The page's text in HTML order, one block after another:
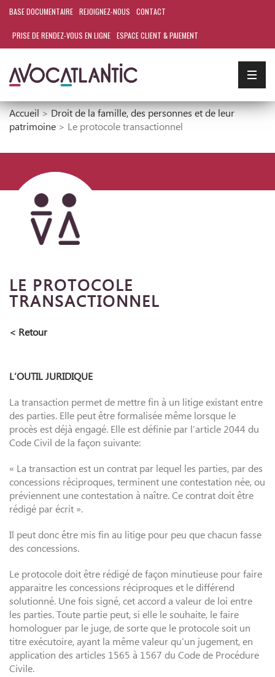
BASE DOCUMENTAIRE REJOIGNEZ-NOUS CONTACT
PRISE DE RENDEZ-VOUS EN LIGNE ESPACE CLIENT & PAIEMENT
Accueil>Droit de la famille, des personnes et de leur
patrimoine > Le protocole transactionnel
LE PROTOCOLE
TRANSACTIONNEL
< Retour
L’OUTIL JURIDIQUE
La transaction permet de mettre fin à un litige existant entre
des parties. Elle peut être formalisée même lorsque le
procès est déjà engagé. Elle est définie par l’article 2044 du
Code Civil de la façon suivante:
« La transaction est un contrat par lequel les parties, par des
concessions réciproques, terminent une contestation née, ou
préviennent une contestation à naître. Ce contrat doit être
rédigé par écrit ».
Il peut donc être mis fin au litige pour peu que chacun fasse
des concessions.
Le protocole doit être rédigé de façon minutieuse pour faire
apparaitre les concessions réciproques et le différend
solutionné. Une fois signé, cet accord a valeur de loi entre
les parties. Toute partie peut, si elle le souhaite, le faire
homologuer par le juge, de sorte que le protocole soit un
titre exécutoire, ayant la même valeur qu’un jugement, en
application des articles 1565 à 1567 du Code de Procédure
Civile.